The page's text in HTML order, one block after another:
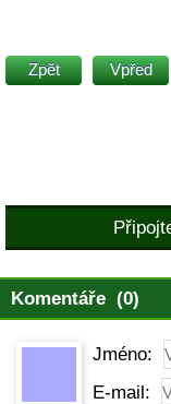
Zpět Vpřed
Komentáře (0)
Jméno:
E-mail: